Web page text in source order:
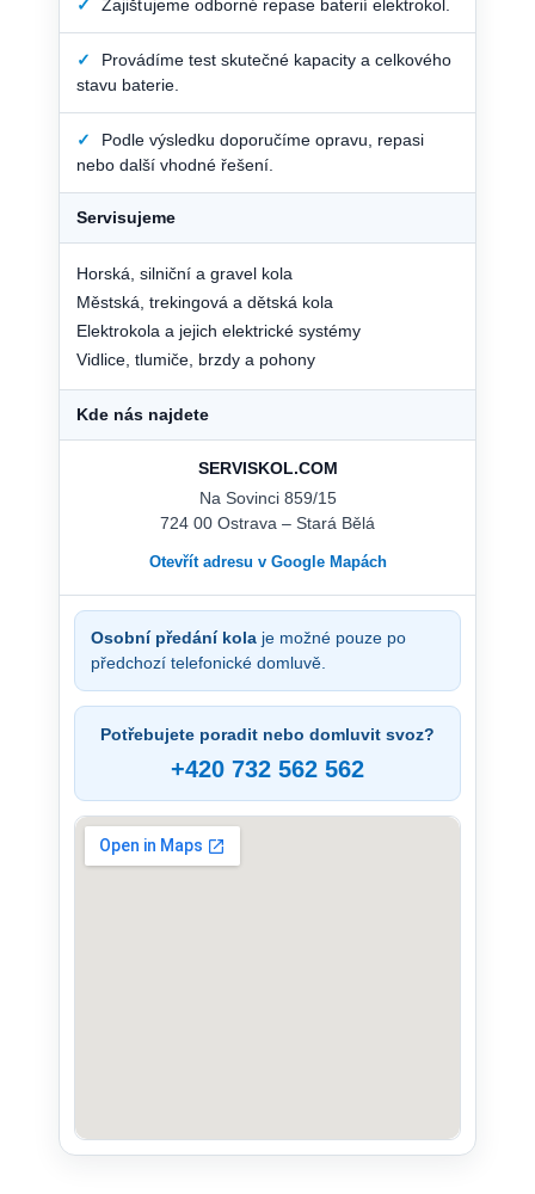
✓ Zajišťujeme odborné repase baterií elektrokol.
✓
Provádíme test skutečné kapacity a celkového
stavu baterie.
✓
Podle výsledku doporučíme opravu, repasi
nebo další vhodné řešení.
Servisujeme
Horská, silniční a gravel kola
Městská, trekingová a dětská kola
Elektrokola a jejich elektrické systémy
Vidlice, tlumiče, brzdy a pohony
Kde nás najdete
SERVISKOL.COM
Na Sovinci 859/15
724 00 Ostrava – Stará Bělá
Otevřít adresu v Google Mapách
Osobní předání kola je možné pouze po
předchozí telefonické domluvě.
Potřebujete poradit nebo domluvit svoz?
+420 732 562 562